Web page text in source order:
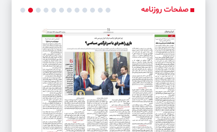
نجات اقتصاد با سفر ترامپ به منطقه
صفحات روزنامه